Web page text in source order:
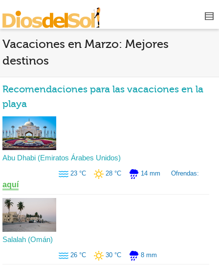
Vacaciones en Marzo: Mejores
destinos
Recomendaciones para las vacaciones en la
playa
Abu Dhabi (Emiratos Árabes Unidos)
23 °C 28 °C 14 mm Ofrendas:
aquí
Salalah (Omán)
26 °C 30 °C 8 mm